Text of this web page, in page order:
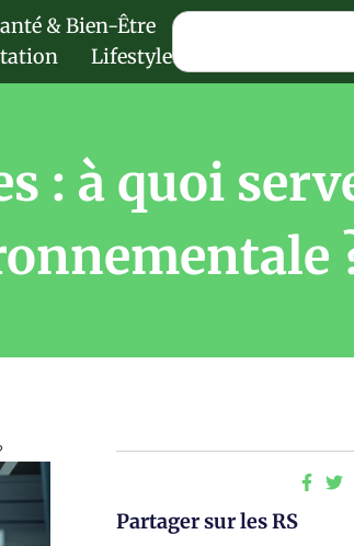
& Bien-Être
Lifestyle
: à quoi
Partager sur les RS